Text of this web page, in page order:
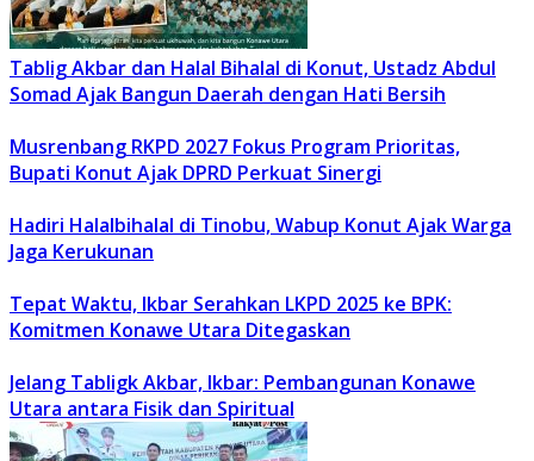
Tablig Akbar dan Halal Bihalal di Konut, Ustadz Abdul
Somad Ajak Bangun Daerah dengan Hati Bersih
Musrenbang RKPD 2027 Fokus Program Prioritas,
Bupati Konut Ajak DPRD Perkuat Sinergi
Hadiri Halalbihalal di Tinobu, Wabup Konut Ajak Warga
Jaga Kerukunan
Tepat Waktu, Ikbar Serahkan LKPD 2025 ke BPK:
Komitmen Konawe Utara Ditegaskan
Jelang Tabligk Akbar, Ikbar: Pembangunan Konawe
Utara antara Fisik dan Spiritual